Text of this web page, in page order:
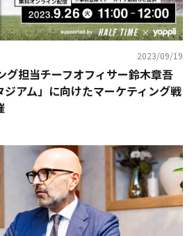
2023/09/19
グ担当チーフオフィサー鈴木章吾
アム」に向けたマーケティング戦